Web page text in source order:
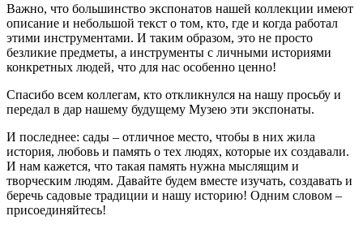
Важно, что большинство экспонатов нашей коллекции имеют
описание и небольшой текст о том, кто, где и когда работал
этими инструментами. И таким образом, это не просто
безликие предметы, а инструменты с личными историями
конкретных людей, что для нас особенно ценно!
Спасибо всем коллегам, кто откликнулся на нашу просьбу и
передал в дар нашему будущему Музею эти экспонаты.
И последнее: сады – отличное место, чтобы в них жила
история, любовь и память о тех людях, которые их создавали.
И нам кажется, что такая память нужна мыслящим и
творческим людям. Давайте будем вместе изучать, создавать и
беречь садовые традиции и нашу историю! Одним словом –
присоединяйтесь!